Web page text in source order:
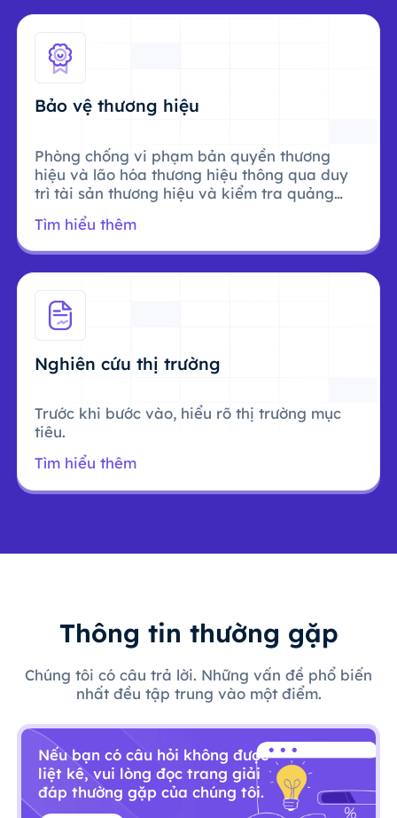
Bảo vệ thương hiệu
Phòng chống vi phạm bản quyền thương
hiệu và lão hóa thương hiệu thông qua duy
trì tài sản thương hiệu và kiểm tra quảng
Tìm hiểu thêm
Nghiên cứu thị trường
Trước khi bước vào, hiểu rõ thị trường mục
tiêu.
Tìm hiểu thêm
Thông tin thường gặp
Chúng tôi có câu trả lời. Những vấn đề phổ biến
nhất đều tập trung vào một điểm.
Nếu bạn có câu hỏi không được
liệt kê, vui lòng đọc trang giải
đáp thường gặp của chúng tôi.